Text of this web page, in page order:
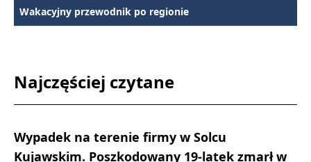
Wakacyjny przewodnik po regionie
Najczęściej czytane
Wypadek na terenie firmy w Solcu
Kujawskim. Poszkodowany 19-latek zmarł w